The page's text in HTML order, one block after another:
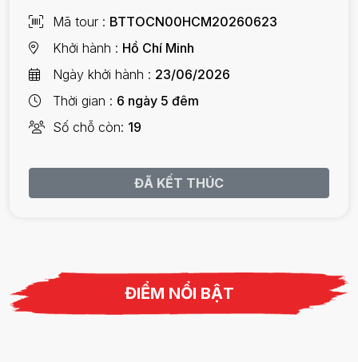
Mã tour
BTTOCN00HCM20260623
Khởi hành
Hồ Chí Minh
Ngày khởi hành
23/06/2026
Thời gian
6 ngày 5 đêm
Số chỗ còn 19
ĐÃ KẾT THÚC
ĐIỂM NỔI BẬT